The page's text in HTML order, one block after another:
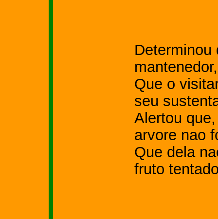
Determinou
mantenedor,
Que o
seu
Alertou
arvore nao
Que dela
fruto